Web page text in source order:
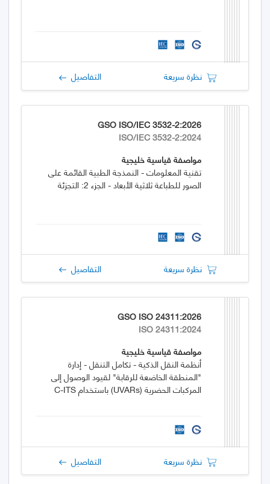
نظرة سريعة التفاصيل
GSO ISO/IEC 3532-2:2026
ISO/IEC 3532-2:2024
مواصفة قياسية خليجية
تقنية المعلومات - النمذجة الطبية القائمة على
الصور للطباعة ثلاثية الأبعاد - الجزء 2: التجزئة
نظرة سريعة التفاصيل
GSO ISO 24311:2026
ISO 24311:2024
مواصفة قياسية خليجية
أنظمة النقل الذكية - تكامل التنقل - إدارة
"المنطقة الخاضعة للرقابة" لقيود الوصول إلى
المركبات الحضرية (UVARs) باستخدام C-ITS
نظرة سريعة التفاصيل